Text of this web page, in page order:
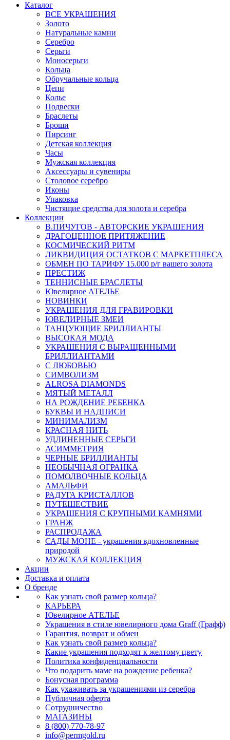
Каталог
ВСЕ УКРАШЕНИЯ
Золото
Натуральные камни
Серебро
Серьги
Моносерьги
Кольца
Обручальные кольца
Цепи
Колье
Подвески
Браслеты
Броши
Пирсинг
Детская коллекция
Часы
Мужская коллекция
Аксессуары и сувениры
Столовое серебро
Иконы
Упаковка
Чистящие средства для золота и серебра
Коллекции
В.ПИЧУГОВ - АВТОРСКИЕ УКРАШЕНИЯ
ДРАГОЦЕННОЕ ПРИТЯЖЕНИЕ
КОСМИЧЕСКИЙ РИТМ
ЛИКВИДИЦИЯ ОСТАТКОВ С МАРКЕТПЛЕСА
ОБМЕН ПО ТАРИФУ 15.000 р/г вашего золота
ПРЕСТИЖ
ТЕННИСНЫЕ БРАСЛЕТЫ
Ювелирное АТЕЛЬЕ
НОВИНКИ
УКРАШЕНИЯ ДЛЯ ГРАВИРОВКИ
ЮВЕЛИРНЫЕ ЗМЕИ
ТАНЦУЮЩИЕ БРИЛЛИАНТЫ
ВЫСОКАЯ МОДА
УКРАШЕНИЯ С ВЫРАЩЕННЫМИ
БРИЛЛИАНТАМИ
С ЛЮБОВЬЮ
СИМВОЛИЗМ
ALROSA DIAMONDS
МЯТЫЙ МЕТАЛЛ
НА РОЖДЕНИЕ РЕБЕНКА
БУКВЫ И НАДПИСИ
МИНИМАЛИЗМ
КРАСНАЯ НИТЬ
УДЛИНЕННЫЕ СЕРЬГИ
АСИММЕТРИЯ
ЧЕРНЫЕ БРИЛЛИАНТЫ
НЕОБЫЧНАЯ ОГРАНКА
ПОМОЛВОЧНЫЕ КОЛЬЦА
АМАЛЬФИ
РАДУГА КРИСТАЛЛОВ
ПУТЕШЕСТВИЕ
УКРАШЕНИЯ С КРУПНЫМИ КАМНЯМИ
ГРАНЖ
РАСПРОДАЖА
САДЫ МОНЕ - украшения вдохновленные
природой
МУЖСКАЯ КОЛЛЕКЦИЯ
Акции
Доставка и оплата
О бренде
Как узнать свой размер кольца?
КАРЬЕРА
Ювелирное АТЕЛЬЕ
Украшения в стиле ювелирного дома Graff (Графф)
Гарантия, возврат и обмен
Как узнать свой размер кольца?
Какие украшения подходят к желтому цвету
Политика конфиденциальности
Что подарить маме на рождение ребенка?
Бонусная программа
Как ухаживать за украшениями из серебра
Публичная оферта
Сотрудничество
МАГАЗИНЫ
8 (800) 770-78-97
info@permgold.ru